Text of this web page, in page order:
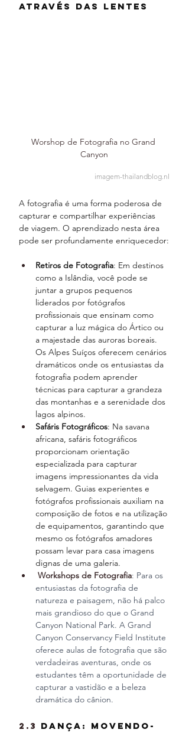
Através das Lentes
Worshop de Fotografia no Grand
Canyon
imagem-thailandblog.nl
A fotografia é uma forma poderosa de
capturar e compartilhar experiências
de viagem. O aprendizado nesta área
pode ser profundamente enriquecedor:
Retiros de Fotografia: Em destinos
como a Islândia, você pode se
juntar a grupos pequenos
liderados por fotógrafos
profissionais que ensinam como
capturar a luz mágica do Ártico ou
a majestade das auroras boreais.
Os Alpes Suíços oferecem cenários
dramáticos onde os entusiastas da
fotografia podem aprender
técnicas para capturar a grandeza
das montanhas e a serenidade dos
lagos alpinos.
Safáris Fotográficos: Na savana
africana, safáris fotográficos
proporcionam orientação
especializada para capturar
imagens impressionantes da vida
selvagem. Guias experientes e
fotógrafos profissionais auxiliam na
composição de fotos e na utilização
de equipamentos, garantindo que
mesmo os fotógrafos amadores
possam levar para casa imagens
dignas de uma galeria.
Workshops de Fotografia: Para os
entusiastas da fotografia de
natureza e paisagem, não há palco
mais grandioso do que o Grand
Canyon National Park. A Grand
Canyon Conservancy Field Institute
oferece aulas de fotografia que são
verdadeiras aventuras, onde os
estudantes têm a oportunidade de
capturar a vastidão e a beleza
dramática do cânion.
2.3 Dança: Movendo-